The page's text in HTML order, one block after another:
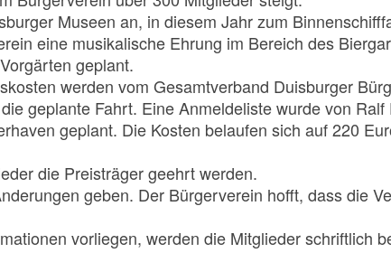
Museen an, in diesem Jahr zum
eine musikalische Ehrung im Bereich des
geplant.
werden vom Gesamtverband Duisburger
geplante Fahrt. Eine Anmeldeliste wurde von
geplant. Die Kosten belaufen sich auf 220
die Preisträger geehrt werden.
geben. Der Bürgerverein hofft, dass die
vorliegen, werden die Mitglieder schriftlich